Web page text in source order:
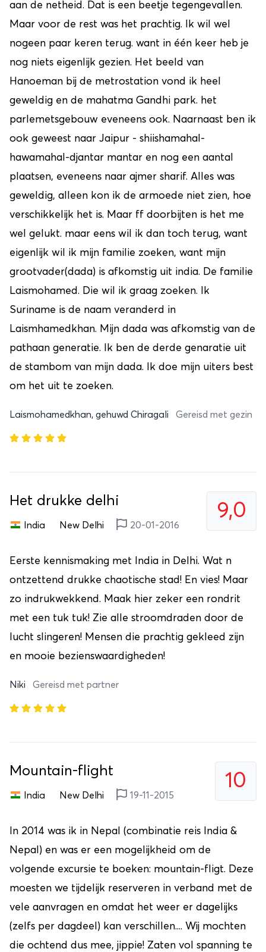
aan de netheid. Dat is een beetje tegengevallen.
Maar voor de rest was het prachtig. Ik wil wel
nogeen paar keren terug. want in één keer heb je
nog niets eigenlijk gezien. Het beeld van
Hanoeman bij de metrostation vond ik heel
geweldig en de mahatma Gandhi park. het
parlemetsgebouw eveneens ook. Naarnaast ben ik
ook geweest naar Jaipur - shiishamahal-
hawamahal-djantar mantar en nog een aantal
plaatsen, eveneens naar ajmer sharif. Alles was
geweldig, alleen kon ik de armoede niet zien, hoe
verschikkelijk het is. Maar ff doorbijten is het me
wel gelukt. maar eens wil ik dan toch terug, want
eigenlijk wil ik mijn familie zoeken, want mijn
grootvader(dada) is afkomstig uit india. De familie
Laismohamed. Die wil ik graag zoeken. Ik
Suriname is de naam veranderd in
Laismhamedkhan. Mijn dada was afkomstig van de
pathaan generatie. Ik ben de derde genaratie uit
de stambom van mijn dada. Ik doe mijn uiters best
om het uit te zoeken.
Laismohamedkhan, gehuwd Chiragali Gereisd met gezin
9,0
Het drukke delhi
India New Delhi 20-01-2016
Eerste kennismaking met India in Delhi. Wat n
ontzettend drukke chaotische stad! En vies! Maar
zo indrukwekkend. Maak hier zeker een rondrit
met een tuk tuk! Zie alle stroomdraden door de
lucht slingeren! Mensen die prachtig gekleed zijn
en mooie bezienswaardigheden!
Niki Gereisd met partner
10
Mountain-flight
India New Delhi 19-11-2015
In 2014 was ik in Nepal (combinatie reis India &
Nepal) en was er een mogelijkheid om de
volgende excursie te boeken: mountain-fligt. Deze
moesten we tijdelijk reserveren in verband met de
vele aanvragen en omdat het weer er dagelijks
(zelfs per dagdeel) kan verschillen.... Wij mochten
die ochtend dus mee, jippie! Zaten vol spanning te